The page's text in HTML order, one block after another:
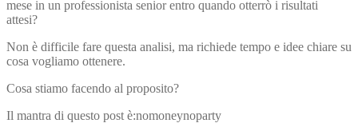
mese in un professionista senior entro quando otterrò i risultati
attesi?
Non è difficile fare questa analisi, ma richiede tempo e idee chiare su
cosa vogliamo ottenere.
Cosa stiamo facendo al proposito?
Il mantra di questo post è:nomoneynoparty